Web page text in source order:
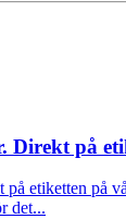
Direkt på
etiketten på
det...